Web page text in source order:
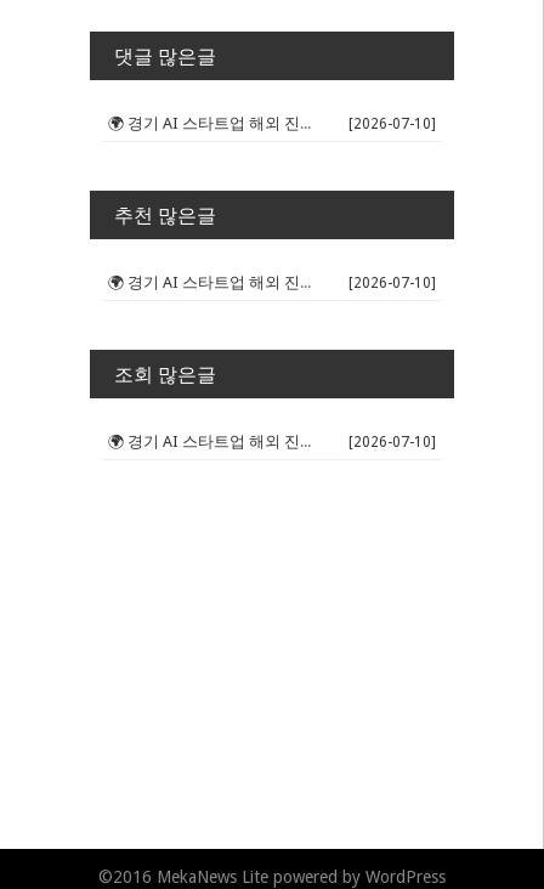
댓글 많은글
🌍 경기 AI 스타트업 해외 진출 판... [2026-07-10]
추천 많은글
🌍 경기 AI 스타트업 해외 진출 판... [2026-07-10]
조회 많은글
🌍 경기 AI 스타트업 해외 진출 판... [2026-07-10]
©2016 MekaNews Litepowered by WordPress